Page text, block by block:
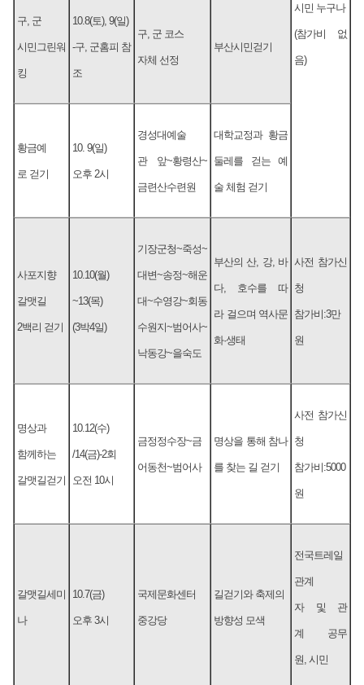
시민 누구나
(참가비 없
음)
구, 군
시민그린워
킹
10.8(토), 9(일)
-구, 군홈피 참
조
구, 군 코스
자체 선정
부산시민걷기
황금예
로 걷기
10. 9(일)
오후 2시
경성대예술
관 앞~황령산~
금련산수련원
대학교정과 황금
둘레를 걷는 예
술 체험 걷기
사포지향
갈맷길
2백리 걷기
10.10(월)
~13(목)
(3박4일)
기장군청~죽성~
대변~송정~해운
대~수영강~회동
수원지~범어사~
낙동강~을숙도
부산의 산, 강, 바
다, 호수를 따
라 걸으며 역사문
화·생태
사전 참가신
청
참가비:3만
원
명상과
함께하는
갈맷길걷기
10.12(수)
/14(금)-2회
오전 10시
금정정수장~금
어동천~범어사
명상을 통해 참나
를 찾는 길 걷기
사전 참가신
청
참가비:5000
원
갈맷길세미
나
10.7(금)
오후 3시
국제문화센터
중강당
길걷기와 축제의
방향성 모색
전국트레일
관계
자 및 관
계 공무
원, 시민